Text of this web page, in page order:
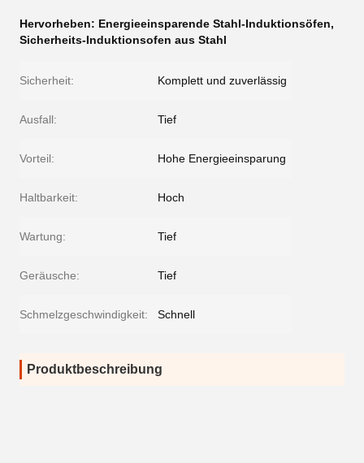
Hervorheben: Energieeinsparende Stahl-Induktionsöfen,
Sicherheits-Induktionsofen aus Stahl
Sicherheit: Komplett und zuverlässig
Ausfall: Tief
Vorteil: Hohe Energieeinsparung
Haltbarkeit: Hoch
Wartung: Tief
Geräusche: Tief
Schmelzgeschwindigkeit: Schnell
Produktbeschreibung